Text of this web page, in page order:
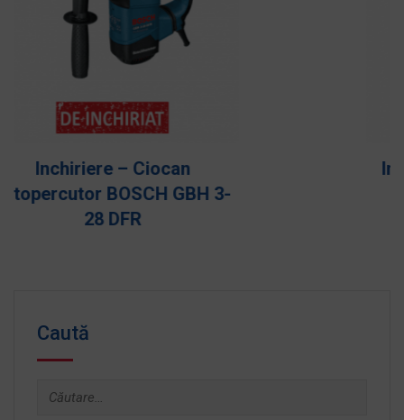
Inchiriere – Mai compactor
STAGER SG 88 LC
Caută
Caută